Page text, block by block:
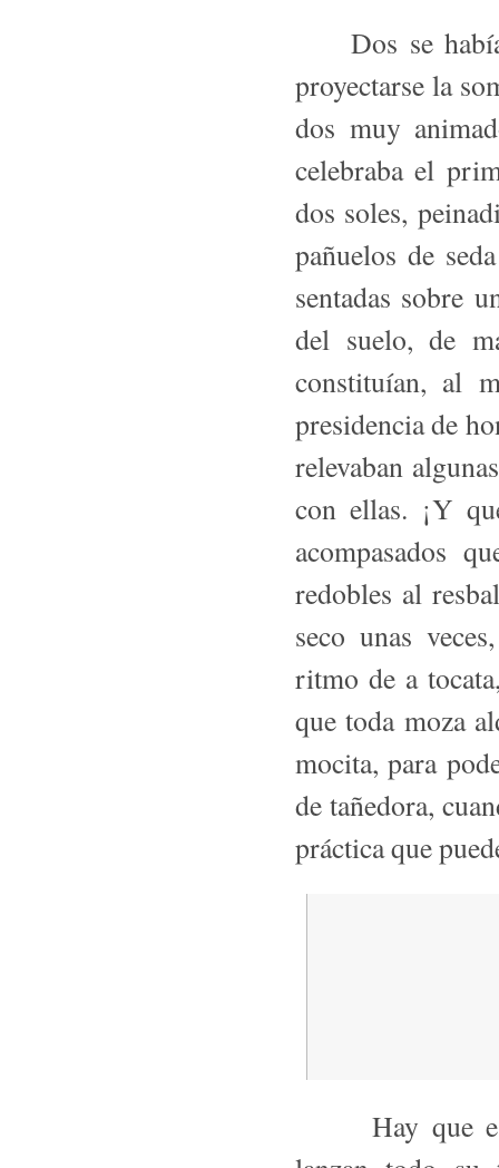
Dos se
proyectarse la
dos muy
celebraba el
dos soles,
pañuelos de
sentadas sobre
del suelo, de
constituían, al
presidencia de
relevaban
con ellas. ¡Y
acompasados
redobles al
seco unas
ritmo de a
que toda moza
mocita, para
de tañedora,
práctica que
Hay que